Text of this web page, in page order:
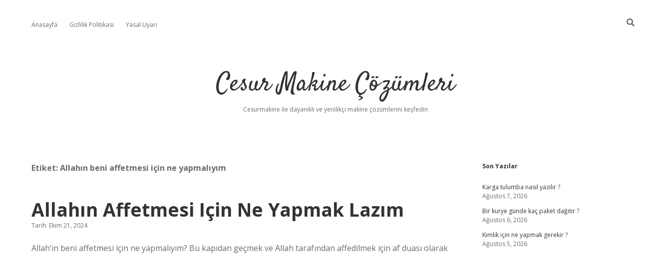
Anasayfa Gizlilik Politikası Yasal Uyarı
Cesur Makine Çözümleri
Cesurmakine ile dayanıklı ve yenilikçi makine çözümlerini keşfedin
Etiket:Allahın beni affetmesi için ne yapmalıyım
Allahın Affetmesi Için Ne Yapmak Lazım
Tarih: Ekim 21, 2024
Allah’ın beni affetmesi için ne yapmalıyım? Bu kapıdan geçmek ve Allah tarafından affedilmek için af duası olarak
Sidebar
Son Yazılar
Karga tulumba nasıl yazılır ?
Ağustos 7, 2026
Bir kurye günde kaç paket dağıtır ?
Ağustos 6, 2026
Kimlik için ne yapmak gerekir ?
Ağustos 5, 2026